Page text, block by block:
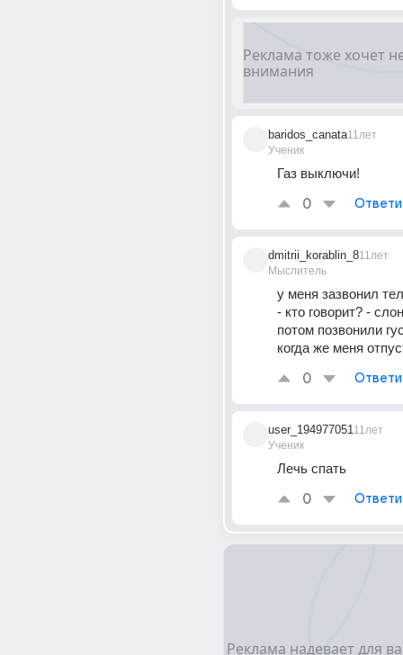
baridos_canata
Ученик
11лет
Газ выключи!
0
dmitrii_korablin_8
Мыслитель
11лет
у меня зазвонил
- кто говорит? -
потом позвонили
когда же меня
0
user_194977051
Ученик
11лет
Лечь спать
0